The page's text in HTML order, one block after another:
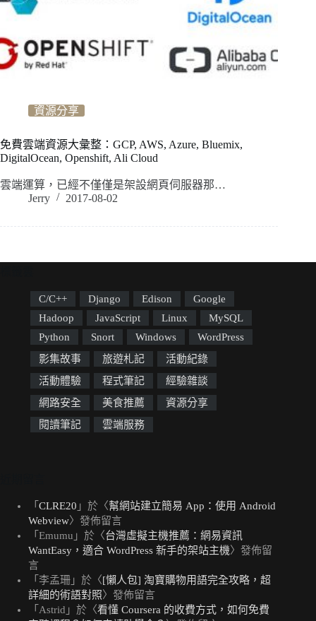
資源分享
免費雲端資源大彙整：GCP, AWS, Azure, Bluemix,
DigitalOcean, Openshift, Ali Cloud
雲端運算，已經不僅僅是架設網頁伺服器那…
Jerry
2017-08-02
C/C++ Django Edison
Google
Hadoop
JavaScript Linux
MySQL
Python
Snort Windows
WordPress
影集故事
旅遊札記
活動紀錄
活動體驗
程式筆記
經驗雜談
網路安全
美食推薦
資源分享
閱讀筆記
雲端服務
「 CLRE20 」於〈幫網站建立簡易 App：使用 Android
Webview〉發佈留言
「 Emumu 」於〈台灣虛擬主機推薦：網易資訊
WantEasy，適合 WordPress 新手的架站主機〉發佈留
言
「 李孟珊 」於〈[懶人包] 淘寶購物用語完全攻略，超
詳細的術語對照〉發佈留言
「 Astrid 」於〈看懂 Coursera 的收費方式，如何免費